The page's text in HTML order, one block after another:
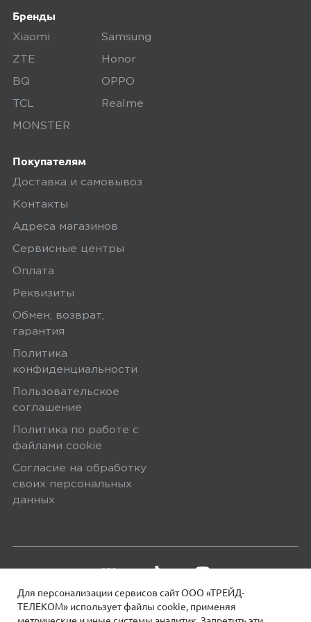
Для персонализации сервисов сайт ООО «ТРЕЙД-
ТЕЛЕКОМ» использует файлы сookie, применяя
дефекты, проверяем комплектацию,
поэтому товар доставляется во вскрытой
упаковке. Исключение составляют
некоторые виды товаров под
Бренды
Xiaomi Samsung
ZTE Honor
BQ OPPO
TCL Realme
MONSTER
Покупателям
Доставка и самовывоз
Контакты
Адреса магазинов
Сервисные центры
Оплата
Реквизиты
Обмен, возврат,
гарантия
Политика
конфиденциальности
Пользовательское
соглашение
Политика по работе с
файлами сookie
Согласие на обработку
своих персональных
данных